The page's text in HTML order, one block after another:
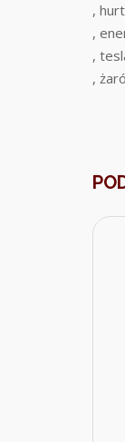
,
,
,
,